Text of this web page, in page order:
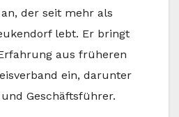
der seit mehr als
lebt. Er bringt
aus früheren
ein, darunter
Geschäftsführer.